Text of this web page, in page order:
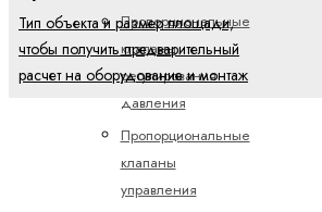
Пропорциональные
клапаны
регулирования
давления
Пропорциональные
клапаны
управления
Тип объекта и размер площади,
чтобы получить предварительный
расчет на оборудование и монтаж